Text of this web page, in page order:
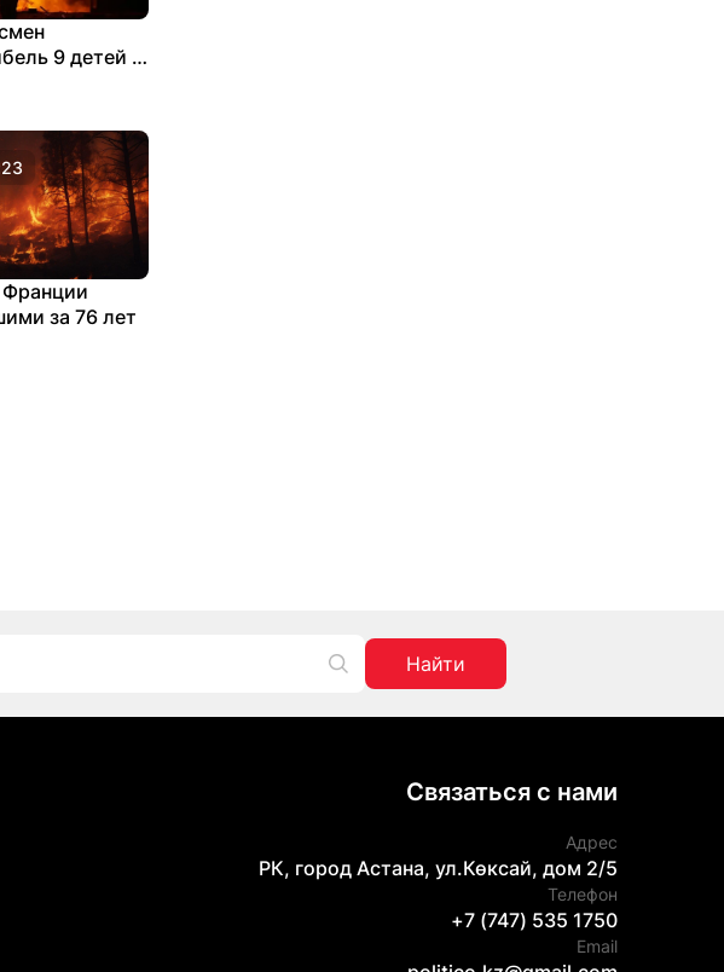
9 детей в
за 76 лет
Найти
Связаться с нами
Адрес
РК, город Астана, ул.Көксай, дом 2/5
Телефон
+7 (747) 535 1750
Email